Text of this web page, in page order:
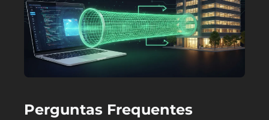
Perguntas Frequentes